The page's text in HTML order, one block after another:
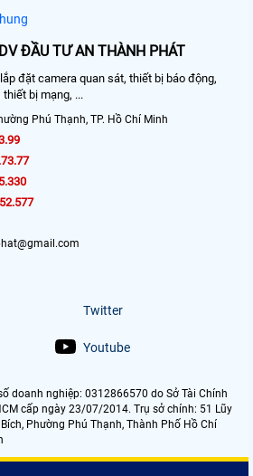
ĐẦU TƯ AN THÀNH PHÁT
đặt camera quan sát, thiết bị báo động,
bị mạng, ...
Phú Thạnh, TP. Hồ Chí Minh
Twitter
Youtube
doanh nghiệp: 0312866570 do Sở Tài Chính
cấp ngày 23/07/2014. Trụ sở chính: 51 Lũy
Bích, Phường Phú Thạnh, Thành Phố Hồ Chí